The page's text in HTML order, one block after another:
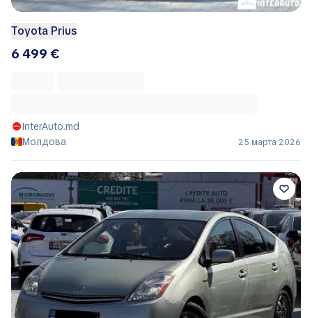
Toyota Prius
6 499 €
InterAuto.md
Молдова
25 марта 2026